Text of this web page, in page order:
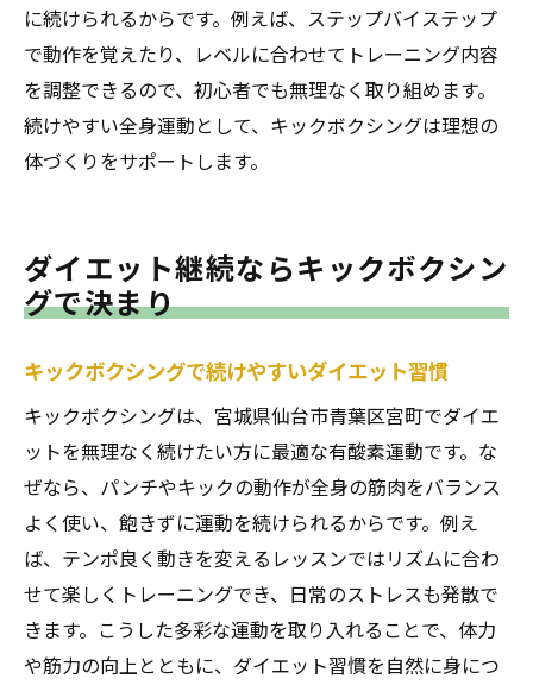
に続けられるからです。例えば、ステップバイステップ
で動作を覚えたり、レベルに合わせてトレーニング内容
を調整できるので、初心者でも無理なく取り組めます。
続けやすい全身運動として、キックボクシングは理想の
体づくりをサポートします。
ダイエット継続ならキックボクシン
グで決まり
キックボクシングで続けやすいダイエット習慣
キックボクシングは、宮城県仙台市青葉区宮町でダイエ
ットを無理なく続けたい方に最適な有酸素運動です。な
ぜなら、パンチやキックの動作が全身の筋肉をバランス
よく使い、飽きずに運動を続けられるからです。例え
ば、テンポ良く動きを変えるレッスンではリズムに合わ
せて楽しくトレーニングでき、日常のストレスも発散で
きます。こうした多彩な運動を取り入れることで、体力
や筋力の向上とともに、ダイエット習慣を自然に身につ